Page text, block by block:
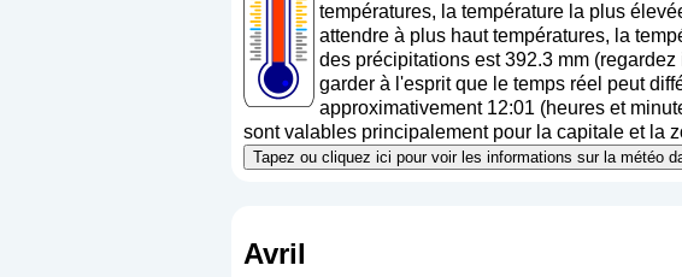
températures, la température la plus
attendre à plus haut températures, la
des précipitations est 392.3 mm (regardez
garder à l'esprit que le temps réel peut
approximativement 12:01 (heures et
sont valables principalement pour la capitale et la
Tapez ou cliquez ici pour voir les informations sur la météo
Avril